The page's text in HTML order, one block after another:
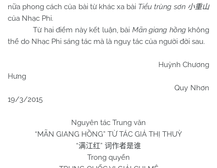
nữa phong cách của bài từ khác xa bài Tiểu trùng sơn 小重山
của Nhạc Phi.
Từ hai điểm này kết luận, bài Mãn giang hồngkhông
thể do Nhạc Phi sáng tác mà là nguỵ tác của người đời sau.
Huỳnh Chương
Hưng
Quy Nhơn
19/3/2015
Nguyên tác Trung văn
“MÃN GIANG HỒNG” TỪ TÁC GIẢ THỊ THUỲ
“满江红” 词作者是谁
Trong quyển